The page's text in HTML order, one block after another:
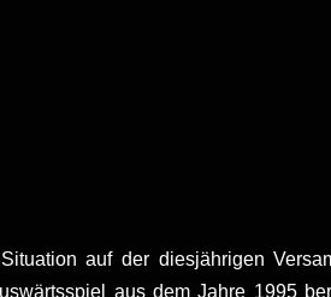
auf der diesjährigen
aus dem Jahre 1995